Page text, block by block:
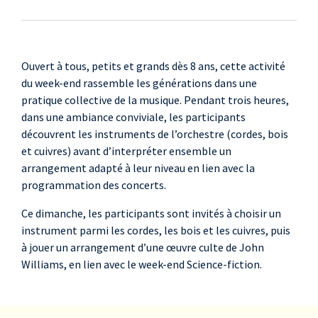
Ouvert à tous, petits et grands dès 8 ans, cette activité
du week-end rassemble les générations dans une
pratique collective de la musique. Pendant trois heures,
dans une ambiance conviviale, les participants
découvrent les instruments de l’orchestre (cordes, bois
et cuivres) avant d’interpréter ensemble un
arrangement adapté à leur niveau en lien avec la
programmation des concerts.
Ce dimanche, les participants sont invités à choisir un
instrument parmi les cordes, les bois et les cuivres, puis
à jouer un arrangement d’une œuvre culte de John
Williams, en lien avec le week-end Science-fiction.